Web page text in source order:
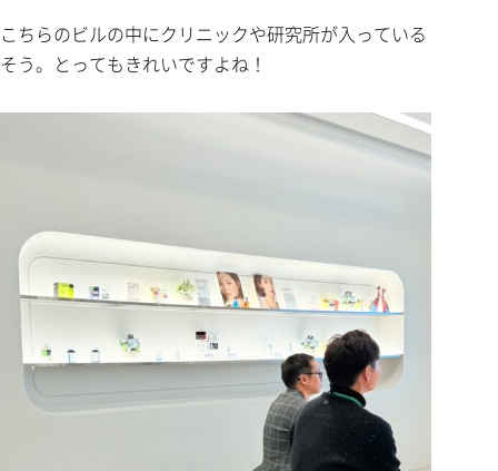
こちらのビルの中にクリニックや研究所が入っている
そう。とってもきれいですよね！